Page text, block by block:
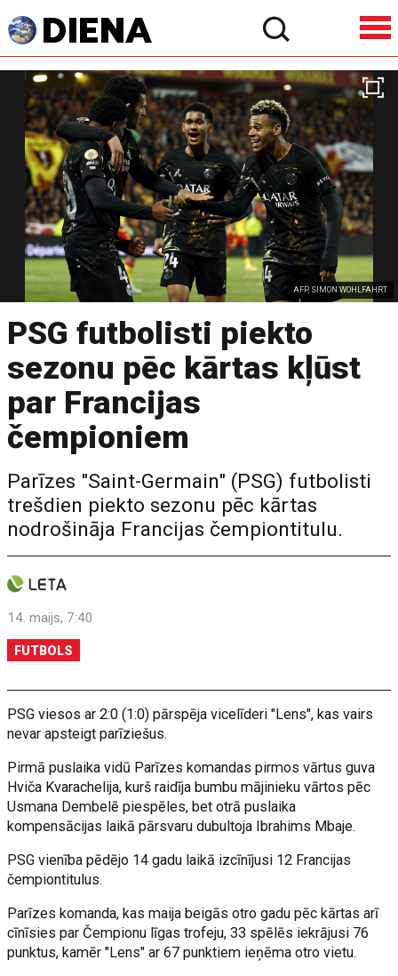
AFP, SIMON WOHLFAHRT
PSG futbolisti piekto
sezonu pēc kārtas kļūst
par Francijas
čempioniem
Parīzes "Saint-Germain" (PSG) futbolisti
trešdien piekto sezonu pēc kārtas
nodrošināja Francijas čempiontitulu.
14. maijs, 7:40
FUTBOLS
PSG viesos ar 2:0 (1:0) pārspēja vicelīderi "Lens", kas vairs
nevar apsteigt parīziešus.
Pirmā puslaika vidū Parīzes komandas pirmos vārtus guva
Hviča Kvarachelija, kurš raidīja bumbu mājinieku vārtos pēc
Usmana Dembelē piespēles, bet otrā puslaika
kompensācijas laikā pārsvaru dubultoja Ibrahims Mbaje.
PSG vienība pēdējo 14 gadu laikā izcīnījusi 12 Francijas
čempiontitulus.
Parīzes komanda, kas maija beigās otro gadu pēc kārtas arī
cīnīsies par Čempionu līgas trofeju, 33 spēlēs iekrājusi 76
punktus, kamēr "Lens" ar 67 punktiem ieņēma otro vietu.